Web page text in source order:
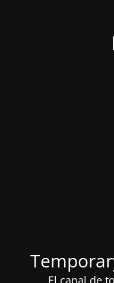
El canal de